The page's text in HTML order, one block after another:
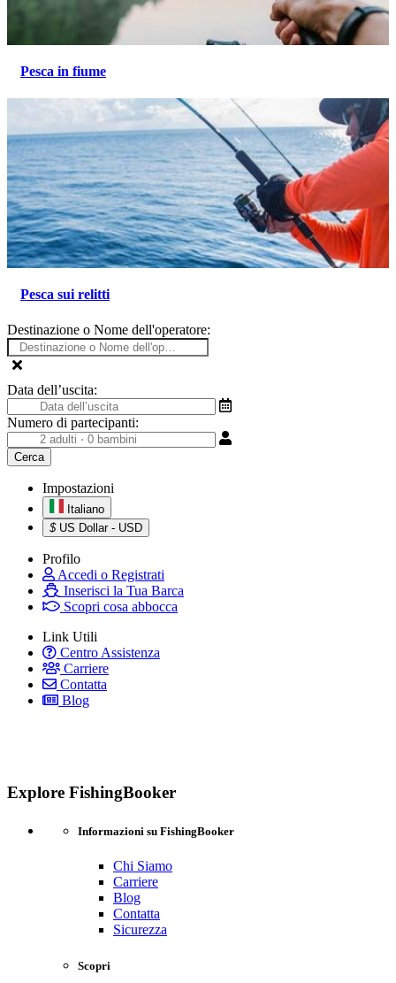
Pesca in fiume
Pesca sui relitti
Destinazione o Nome dell'operatore:
Data dell’uscita:
Numero di partecipanti:
Impostazioni
Italiano
$ US Dollar - USD
Profilo
Accedi o Registrati
Inserisci la Tua Barca
Scopri cosa abbocca
Link Utili
Centro Assistenza
Carriere
Contatta
Blog
Explore FishingBooker
Informazioni su FishingBooker
Chi Siamo
Carriere
Blog
Contatta
Sicurezza
Scopri